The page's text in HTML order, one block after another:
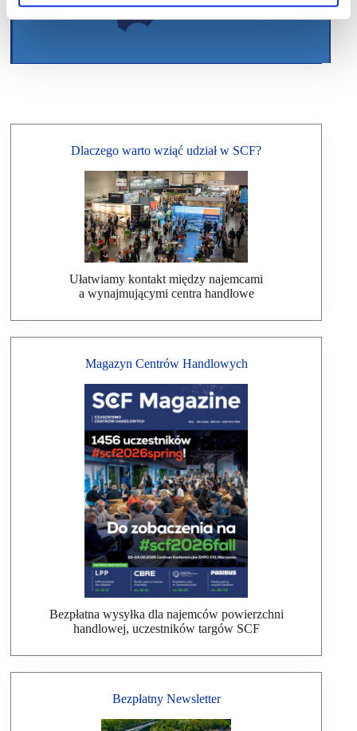
Dlaczego warto wziąć udział w SCF?
Ułatwiamy kontakt między najemcami
a wynajmującymi centra handlowe
Magazyn Centrów Handlowych
Bezpłatna wysyłka dla najemców powierzchni
handlowej, uczestników targów SCF
Bezpłatny Newsletter